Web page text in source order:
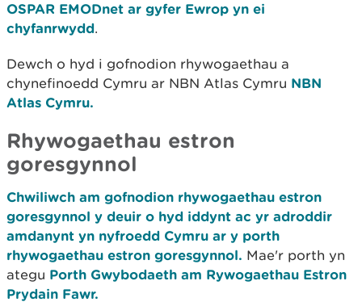
OSPAR EMODnet ar gyfer Ewrop yn ei
chyfanrwydd.
Dewch o hyd i gofnodion rhywogaethau a
chynefinoedd Cymru ar NBN Atlas Cymru NBN
Atlas Cymru.
Rhywogaethau estron
goresgynnol
Chwiliwch am gofnodion rhywogaethau estron
goresgynnol y deuir o hyd iddynt ac yr adroddir
amdanynt yn nyfroedd Cymru ar y porth
rhywogaethau estron goresgynnol. Mae'r porth yn
ategu Porth Gwybodaeth am Rywogaethau Estron
Prydain Fawr.